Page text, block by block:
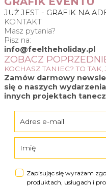
JUŻ JEST - GRAFIK NA
KONTAKT
Masz pytania?
Pisz na:
info@feeltheholiday.pl
ZOBACZ
KOCHASZ TANIEC? TO TAK,
Zamów darmowy
się o naszych
innych projektach
Zapisując się wyrażam
produktach, usługach i